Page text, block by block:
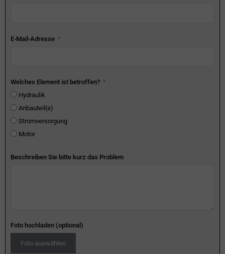
E-Mail-Adresse
Welches Element ist betroffen?
Hydraulik
Anbauteil(e)
Stromversorgung
Motor
Beschreiben Sie bitte kurz das Problem
Foto hochladen (optional)
Foto auswählen